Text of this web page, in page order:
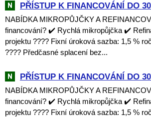
PŘÍSTUP K FINANCOVÁNÍ DO
NABÍDKA MIKROPŮJČKY A
financování? ✔️ Rychlá mikropůjčka ✔️
projektu ???? Fixní úroková sazba: 1,5 %
???? Předčasné splacení bez...
PŘÍSTUP K FINANCOVÁNÍ DO
NABÍDKA MIKROPŮJČKY A
financování? ✔️ Rychlá mikropůjčka ✔️
projektu ???? Fixní úroková sazba: 1,5 %